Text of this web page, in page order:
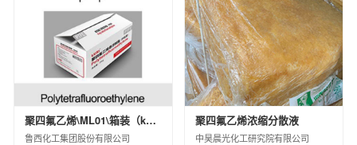
沧州大化集团有限责任公司
江西蓝星星火有机硅有限公司
埃肯有机硅（上海）有限公司
南通星辰合成材料有限公司
中化蓝天集团有限公司
圣奥化学科技有限公司
沈阳新纪化学有限公司
聚四氟乙烯\ML01\箱装（kg）\25\工业级
鲁西化工集团股份有限公司
聚四氟乙烯浓缩分散液
中昊晨光化工研究院有限公司